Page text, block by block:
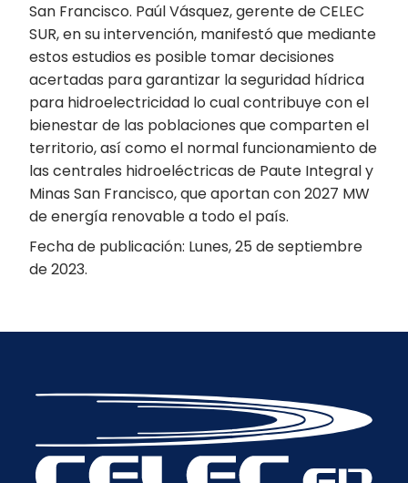
San Francisco. Paúl Vásquez, gerente de CELEC
SUR, en su intervención, manifestó que mediante
estos estudios es posible tomar decisiones
acertadas para garantizar la seguridad hídrica
para hidroelectricidad lo cual contribuye con el
bienestar de las poblaciones que comparten el
territorio, así como el normal funcionamiento de
las centrales hidroeléctricas de Paute Integral y
Minas San Francisco, que aportan con 2027 MW
de energía renovable a todo el país.
Fecha de publicación: Lunes, 25 de septiembre
de 2023.